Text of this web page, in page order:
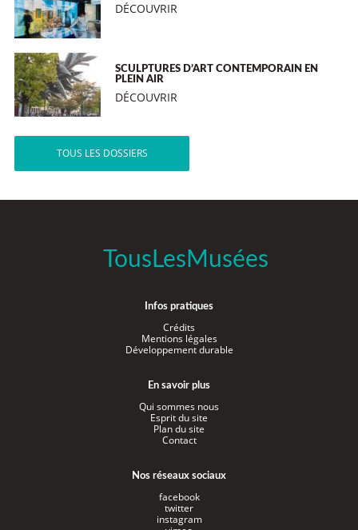
DÉCOUVRIR
SCULPTURES D’ART CONTEMPORAIN EN
PLEIN AIR
DÉCOUVRIR
TOUS LES DOSSIERS
TousLesMusées
Infos pratiques
Crédits
Mentions légales
Développement durable
En savoir plus
Qui sommes nous
Esprit du site
Plan du site
Contact
Nos réseaux sociaux
facebook
twitter
instagram